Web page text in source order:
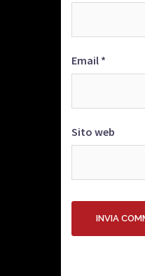
Email *
Sito web